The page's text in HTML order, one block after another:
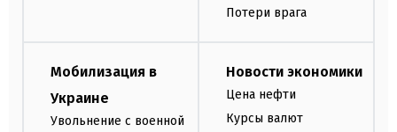
Потери врага
Мобилизация в
Украине
Увольнение с военной
Новости экономики
Цена нефти
Курсы валют